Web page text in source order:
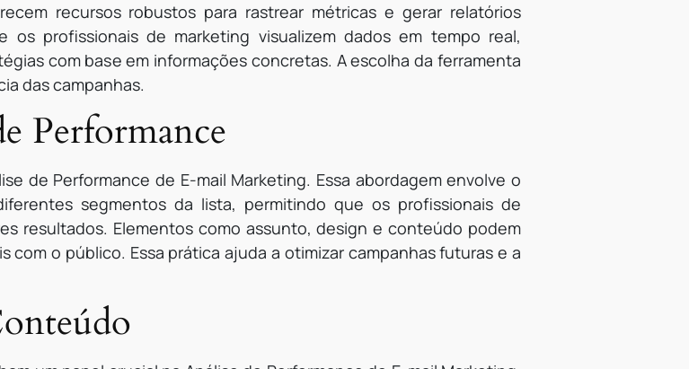
recursos robustos para rastrear métricas e gerar relatórios
os profissionais de marketing visualizem dados em tempo real,
com base em informações concretas. A escolha da ferramenta
das campanhas.
Performance
de Performance de E-mail Marketing. Essa abordagem envolve o
segmentos da lista, permitindo que os profissionais de
resultados. Elementos como assunto, design e conteúdo podem
com o público. Essa prática ajuda a otimizar campanhas futuras e a